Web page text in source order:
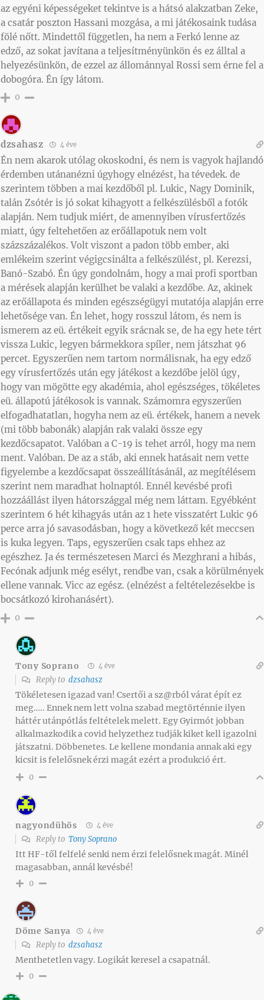
az egyéni képességeket tekintve is a hátsó alakzatban Zeke,
a csatár poszton Hassani mozgása, a mi játékosaink tudása
fölé nőtt. Mindettől független, ha nem a Ferkó lenne az
edző, az sokat javítana a teljesítményünkön és ez álltal a
helyezésünkön, de ezzel az állománnyal Rossi sem érne fel a
dobogóra. Én így látom.
0
dzsahasz 4 éve
Én nem akarok utólag okoskodni, és nem is vagyok hajlandó
érdemben utánanézni úgyhogy elnézést, ha tévedek. de
szerintem többen a mai kezdőből pl. Lukic, Nagy Dominik,
talán Zsótér is jó sokat kihagyott a felkészülésből a fotók
alapján. Nem tudjuk miért, de amennyiben vírusfertőzés
miatt, úgy feltehetően az erőállapotuk nem volt
százszázalékos. Volt viszont a padon több ember, aki
emlékeim szerint végigcsinálta a felkészülést, pl. Kerezsi,
Banó-Szabó. Én úgy gondolnám, hogy a mai profi sportban
a mérések alapján kerülhet be valaki a kezdőbe. Az, akinek
az erőállapota és minden egészségügyi mutatója alapján erre
lehetősége van. Én lehet, hogy rosszul látom, és nem is
ismerem az eü. értékeit egyik srácnak se, de ha egy hete tért
vissza Lukic, legyen bármekkora spíler, nem játszhat 96
percet. Egyszerűen nem tartom normálisnak, ha egy edző
egy vírusfertőzés után egy játékost a kezdőbe jelöl úgy,
hogy van mögötte egy akadémia, ahol egészséges, tökéletes
eü. állapotú játékosok is vannak. Számomra egyszerűen
elfogadhatatlan, hogyha nem az eü. értékek, hanem a nevek
(mi több babonák) alapján rak valaki össze egy
kezdőcsapatot. Valóban a C-19 is tehet arról, hogy ma nem
ment. Valóban. De az a stáb, aki ennek hatásait nem vette
figyelembe a kezdőcsapat összeállításánál, az megítélésem
szerint nem maradhat holnaptól. Ennél kevésbé profi
hozzáállást ilyen hátországgal még nem láttam. Egyébként
szerintem 6 hét kihagyás után az 1 hete visszatért Lukic 96
perce arra jó savasodásban, hogy a következő két meccsen
is kuka legyen. Taps, egyszerűen csak taps ehhez az
egészhez. Ja és természetesen Marci és Mezghrani a hibás,
Fecónak adjunk még esélyt, rendbe van, csak a körülmények
ellene vannak. Vicc az egész. (elnézést a feltételezésekbe is
bocsátkozó kirohanásért).
0
Tony Soprano 4 éve
Reply to dzsahasz
Tökéletesen igazad van! Csertői a sz@rból várat épít ez
meg….. Ennek nem lett volna szabad megtörténnie ilyen
háttér utánpótlás feltételek melett. Egy Gyirmót jobban
alkalmazkodik a covid helyzethez tudják kiket kell igazolni
játszatni. Döbbenetes. Le kellene mondania annak aki egy
kicsit is felelősnek érzi magát ezért a produkció ért.
0
nagyondühös 4 éve
Reply to Tony Soprano
Itt HF-től felfelé senki nem érzi felelősnek magát. Minél
magasabban, annál kevésbé!
0
Döme Sanya 4 éve
Reply to dzsahasz
Menthetetlen vagy. Logikát keresel a csapatnál.
0